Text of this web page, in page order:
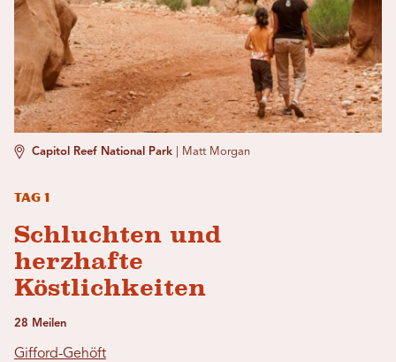
Capitol Reef National Park Matt Morgan
Tag 1
Schluchten und
herzhafte
Köstlichkeiten
28 Meilen
Gifford-Gehöft